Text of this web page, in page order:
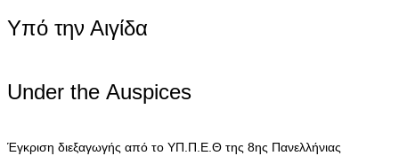
Υπό την Αιγίδα
Under the Αuspices
Έγκριση διεξαγωγής από το ΥΠ.Π.Ε.Θ της 8ης Πανελλήνιας